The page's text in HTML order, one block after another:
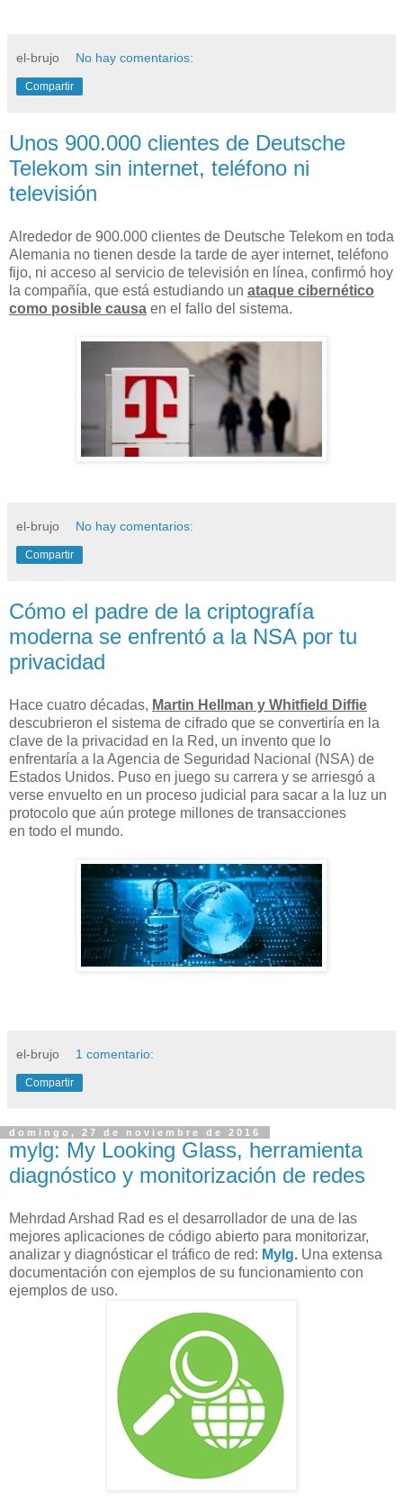
el-brujo No hay comentarios:
Compartir
Unos 900.000 clientes de Deutsche
Telekom sin internet, teléfono ni
televisión
Alrededor de 900.000 clientes de Deutsche Telekom en toda
Alemania no tienen desde la tarde de ayer internet, teléfono
fijo, ni acceso al servicio de televisión en línea, confirmó hoy
la compañía, que está estudiando un ataque cibernético
como posible causa en el fallo del sistema.
el-brujo No hay comentarios:
Compartir
Cómo el padre de la criptografía
moderna se enfrentó a la NSA por tu
privacidad
Hace cuatro décadas, Martin Hellman y Whitfield Diffie
descubrieron el sistema de cifrado que se convertiría en la
clave de la privacidad en la Red, un invento que lo
enfrentaría a la Agencia de Seguridad Nacional (NSA) de
Estados Unidos. Puso en juego su carrera y se arriesgó a
verse envuelto en un proceso judicial para sacar a la luz un
protocolo que aún protege millones de transacciones
en todo el mundo.
el-brujo 1 comentario:
Compartir
domingo, 27 de noviembre de 2016
mylg: My Looking Glass, herramienta
diagnóstico y monitorización de redes
Mehrdad Arshad Rad es el desarrollador de una de las
mejores aplicaciones de código abierto para monitorizar,
analizar y diagnósticar el tráfico de red: Mylg. Una extensa
documentación con ejemplos de su funcionamiento con
ejemplos de uso.